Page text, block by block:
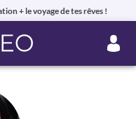
+ le voyage de tes rêves !